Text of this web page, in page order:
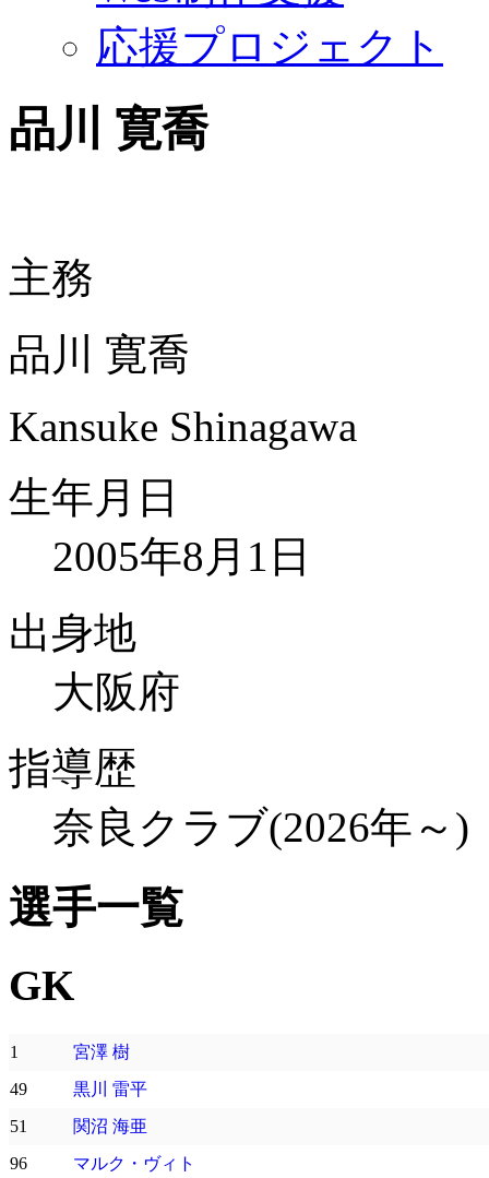
応援プロジェクト
品川 寛喬
主務
品川 寛喬
Kansuke Shinagawa
生年月日
2005年8月1日
出身地
大阪府
指導歴
奈良クラブ(2026年～)
選手一覧
GK
1
宮澤 樹
49
黒川 雷平
51
関沼 海亜
96
マルク・ヴィト